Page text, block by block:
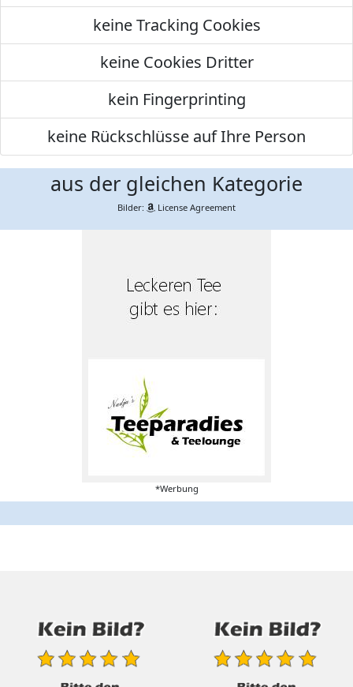
keine Tracking Cookies
keine Cookies Dritter
kein Fingerprinting
keine Rückschlüsse auf Ihre Person
aus der gleichen Kategorie
Bilder: License Agreement
*Werbung